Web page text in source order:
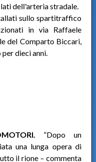
dell'arteria stradale.
sullo spartitraffico
in via Raffaele
del Comparto Biccari,
dieci anni.
“Dopo un
una lunga opera di
il rione – commenta